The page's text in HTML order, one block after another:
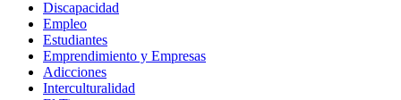
Discapacidad
Empleo
Estudiantes
Emprendimiento y Empresas
Adicciones
Interculturalidad